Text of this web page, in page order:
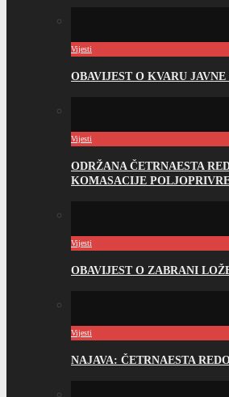
Vijesti
OBAVIJEST O KVARU
Vijesti
ODRŽANA ČETRNAESTA
KOMASACIJE
Vijesti
OBAVIJEST O ZABRANI
Vijesti
NAJAVA: ČETRNAESTA